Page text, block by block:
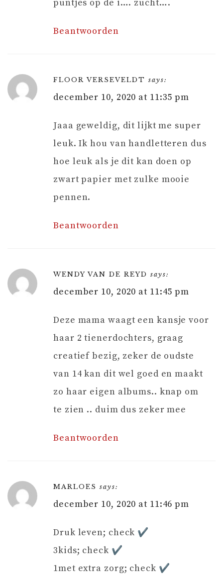
puntjes op de i…. zucht….
Beantwoorden
FLOOR VERSEVELDT says:
december 10, 2020 at 11:35 pm
Jaaa geweldig, dit lijkt me super
leuk. Ik hou van handletteren dus
hoe leuk als je dit kan doen op
zwart papier met zulke mooie
pennen.
Beantwoorden
WENDY VAN DE REYD says:
december 10, 2020 at 11:45 pm
Deze mama waagt een kansje voor
haar 2 tienerdochters, graag
creatief bezig, zeker de oudste
van 14 kan dit wel goed en maakt
zo haar eigen albums.. knap om
te zien .. duim dus zeker mee
Beantwoorden
MARLOES says:
december 10, 2020 at 11:46 pm
Druk leven; check ✔️
3kids; check ✔️
1met extra zorg; check ✔️